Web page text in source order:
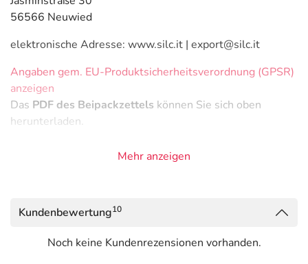
56566 Neuwied
elektronische Adresse: www.silc.it | export@silc.it
Angaben gem. EU-Produktsicherheitsverordnung (GPSR)
anzeigen
Das PDF des Beipackzettels können Sie sich oben
herunterladen.
Mehr anzeigen
Kundenbewertung10
Noch keine Kundenrezensionen vorhanden.